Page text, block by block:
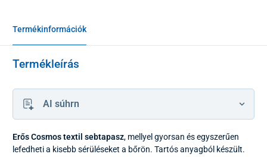
Termékinformációk
Termékleírás
AI súhrn
Erős Cosmos textil sebtapasz, mellyel gyorsan és egyszerűen
lefedheti a kisebb sérüléseket a bőrön. Tartós anyagból készült.